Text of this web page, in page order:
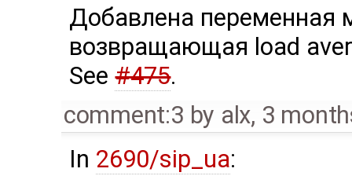
Добавлена переменная
возвращающая load
See#475.
comment:3 by alx, 3
In 2690/sip_ua: